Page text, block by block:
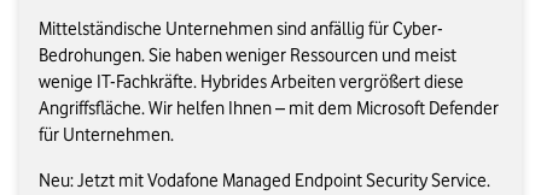
Mittelständische Unternehmen sind anfällig für Cyber-
Bedrohungen. Sie haben weniger Ressourcen und meist
wenige IT-Fachkräfte. Hybrides Arbeiten vergrößert diese
Angriffsfläche. Wir helfen Ihnen – mit dem Microsoft Defender
für Unternehmen.
Neu: Jetzt mit Vodafone Managed Endpoint Security Service.